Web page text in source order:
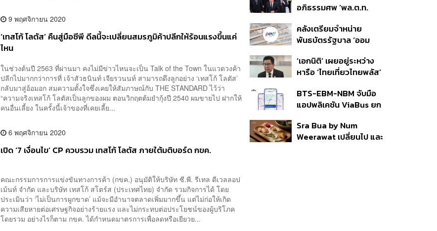
9 พฤศจิกายน 2020
‘เทสโก้ โลตัส’ คืนสู่มือซีพี ดีลนี้จะเปลี่ยนสมรภูมิค้าปลีกให้ร้อนแรงขึ้นแค่
ไหน
ในช่วงต้นปี 2563 ที่ผ่านมา คงไม่มีข่าวไหนจะเป็น Talk of the Town ในแวดวงค้า
ปลีกไปมากกว่าการที่ เจ้าสัวธนินท์ เจียรวนนท์ สามารถดึงลูกอย่าง ‘เทสโก้ โลตัส’
กลับมาสู่อ้อมอก สมความตั้งใจซึ่งเคยให้สัมภาษณ์กับ THE STANDARD ไว้ว่า
“ความจริงเทสโก้ โลตัสเป็นลูกของผม ตอนวิกฤตต้มยำกุ้งปี 2540 ผมขายไป ฝากให้
คนอื่นเลี้ยง ในครั้งนี้เจ้าของที่เคยเลี้ย...
6 พฤศจิกายน 2020
เปิด ‘7 เงื่อนไข’ CP ควบรวม เทสโก้ โลตัส ภายใต้มติบอร์ด กขค.
คณะกรรมการการแข่งขันทางการค้า (กขค.) อนุมัติให้บริษัท ซี.พี. รีเทล ดีเวลลอป
เม้นท์ จำกัด และบริษัท เทสโก้ สโตร์ส (ประเทศไทย) จำกัด รวมกิจการได้ โดย
ประเมินว่า ‘ไม่เป็นการผูกขาด’ แม้จะมีอำนาจตลาดเพิ่มมากขึ้น แต่ไม่ก่อให้เกิด
ความเสียหายต่อเศรษฐกิจอย่างร้ายแรง และไม่กระทบต่อประโยชน์ของผู้บริโภค
โดยรวม อย่างไรก็ตาม กขค. ได้กำหนดมาตรการเพื่อลดหรือเยียวย...
เสร็จ 31 ส.ค.
อภิธรรมศพ ‘พล.ต.ท.
สิน’ สิริอายุ 103 ปี แกนนำ
เพื่อไทย-บุคคลหลาก
คลังเตรียมจำหน่าย
พันธบัตรรัฐบาล ‘ออม
ก.ย.นี้ อาจเพิ่มสัดส่วนการ
ขายแบบ Small Lot First
‘เอกนิติ’ เผยอยู่ระหว่าง
หารือ ‘ไทยเที่ยวไทยพลัส’
แสนล้าน มั่นใจงบต่อ ‘ไทย
ช่วยไทย พลัส’ เฟส 2 มี
BTS-EBM-NBM จับมือ
แอปพลิเคชัน ViaBus ยก
รถไฟฟ้า 3 สายแบบเรียล
ไทม์
Sra Bua by Num
Weerawat เปลี่ยนไป และ